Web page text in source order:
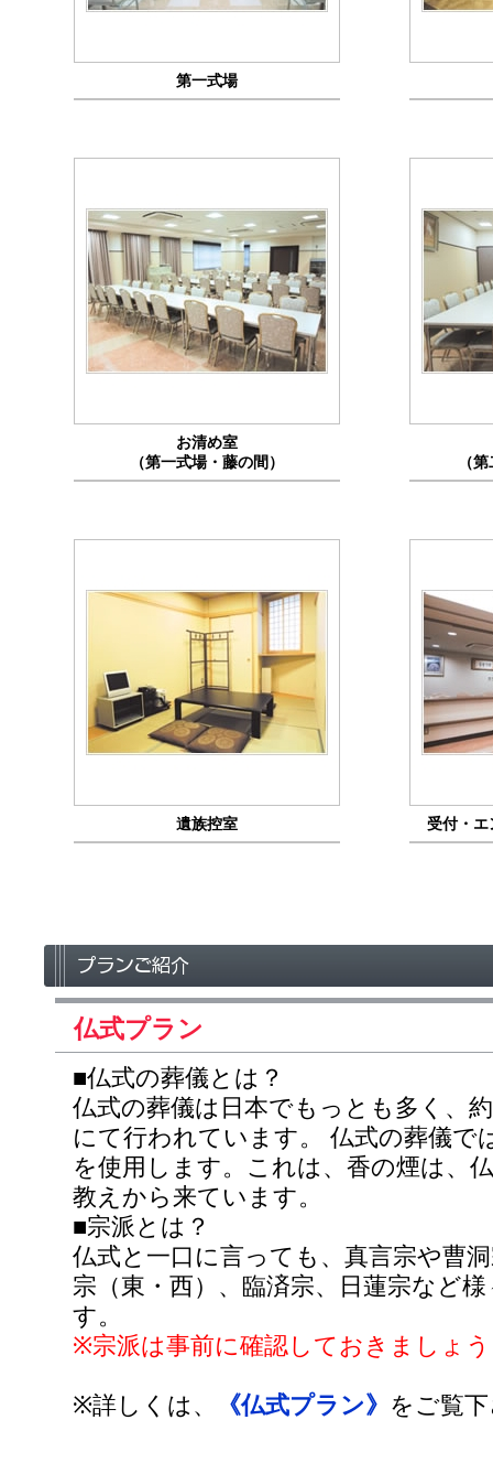
第一式場
お清め室
（第一式場・藤の間）
（
遺族控室 受付・エ
仏式プラン
■仏式の葬儀とは？
仏式の葬儀は日本でもっとも多く、
にて行われています。 仏式の葬儀で
を使用します。これは、香の煙は、
教えから来ています。
■宗派とは？
仏式と一口に言っても、真言宗や曹
宗（東・西）、臨済宗、日蓮宗など
す。
※宗派は事前に確認しておきましょ
※詳しくは、 《仏式プラン》 をご覧